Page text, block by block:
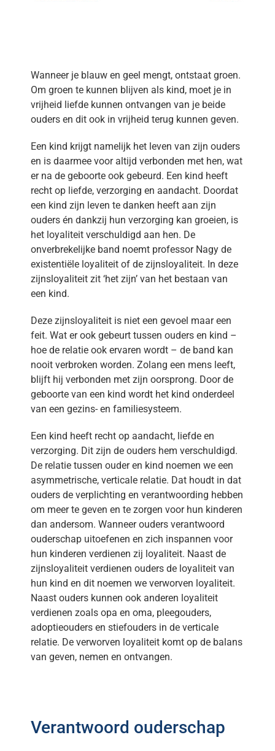
Wanneer je blauw en geel mengt, ontstaat groen.
Om groen te kunnen blijven als kind, moet je in
vrijheid liefde kunnen ontvangen van je beide
ouders en dit ook in vrijheid terug kunnen geven.
Een kind krijgt namelijk het leven van zijn ouders
en is daarmee voor altijd verbonden met hen, wat
er na de geboorte ook gebeurd. Een kind heeft
recht op liefde, verzorging en aandacht. Doordat
een kind zijn leven te danken heeft aan zijn
ouders én dankzij hun verzorging kan groeien, is
het loyaliteit verschuldigd aan hen. De
onverbrekelijke band noemt professor Nagy de
existentiële loyaliteit of de zijnsloyaliteit. In deze
zijnsloyaliteit zit ‘het zijn’ van het bestaan van
een kind.
Deze zijnsloyaliteit is niet een gevoel maar een
feit. Wat er ook gebeurt tussen ouders en kind –
hoe de relatie ook ervaren wordt – de band kan
nooit verbroken worden. Zolang een mens leeft,
blijft hij verbonden met zijn oorsprong. Door de
geboorte van een kind wordt het kind onderdeel
van een gezins- en familiesysteem.
Een kind heeft recht op aandacht, liefde en
verzorging. Dit zijn de ouders hem verschuldigd.
De relatie tussen ouder en kind noemen we een
asymmetrische, verticale relatie. Dat houdt in dat
ouders de verplichting en verantwoording hebben
om meer te geven en te zorgen voor hun kinderen
dan andersom. Wanneer ouders verantwoord
ouderschap uitoefenen en zich inspannen voor
hun kinderen verdienen zij loyaliteit. Naast de
zijnsloyaliteit verdienen ouders de loyaliteit van
hun kind en dit noemen we verworven loyaliteit.
Naast ouders kunnen ook anderen loyaliteit
verdienen zoals opa en oma, pleegouders,
adoptieouders en stiefouders in de verticale
relatie. De verworven loyaliteit komt op de balans
van geven, nemen en ontvangen.
Verantwoord ouderschap